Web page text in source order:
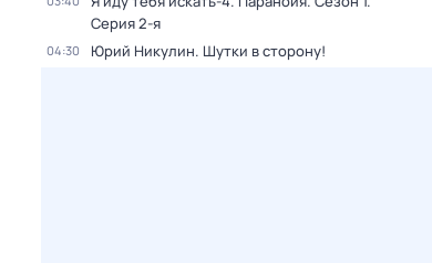
Серия 2-я
04:30 Юрий Никулин. Шутки в сторону!